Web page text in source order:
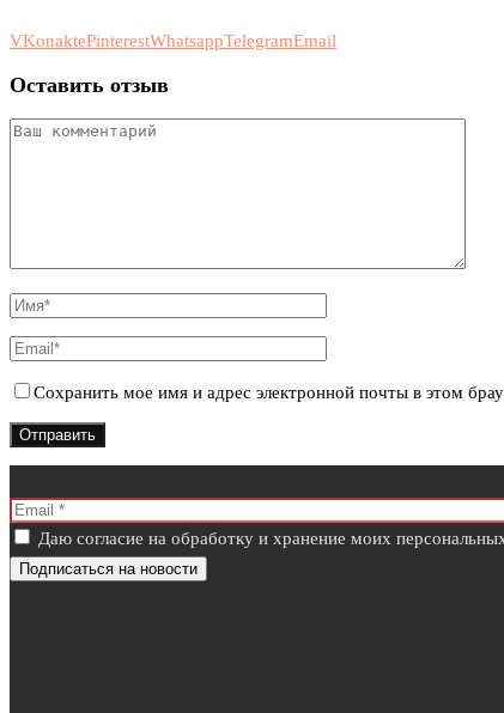
VKonaktePinterestWhatsappTelegramEmail
Оставить отзыв
Сохранить мое имя и адрес электронной почты в этом
Даю согласие на обработку и хранение моих